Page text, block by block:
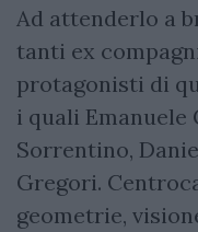
Ad attenderlo a
tanti ex
protagonisti di
i quali Emanuele
Sorrentino,
Gregori.
geometrie,